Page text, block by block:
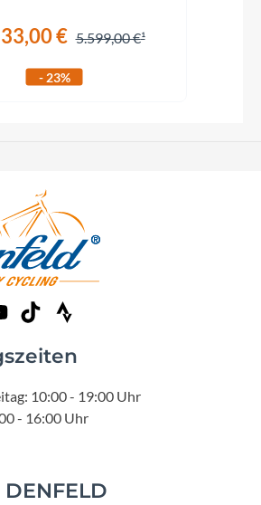
€ 5.599,00 €
- 23%
10:00 - 19:00 Uhr
- 16:00 Uhr